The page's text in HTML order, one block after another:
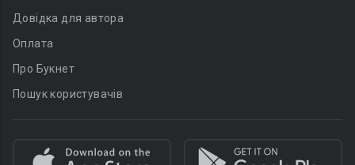
Довідка для автора
Оплата
Про Букнет
Пошук користувачів